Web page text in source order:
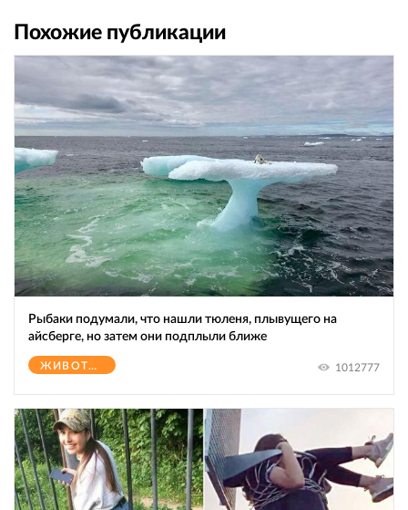
Похожие публикации
Рыбаки подумали, что нашли тюленя, плывущего на
айсберге, но затем они подплыли ближе
ЖИВОТНЫЕ 1012777